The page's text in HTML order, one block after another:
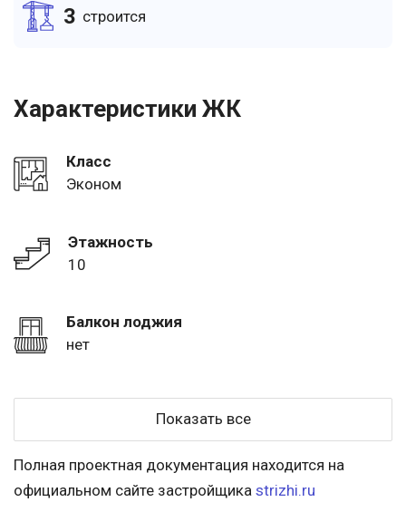
3 cтроится
Характеристики ЖК
Класс
Эконом
Этажность
10
Балкон лоджия
нет
Показать все
Полная проектная документация находится на
официальном сайте застройщика strizhi.ru